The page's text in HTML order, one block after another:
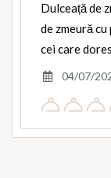
Dulceață de
de zmeură
cei care
04/07/